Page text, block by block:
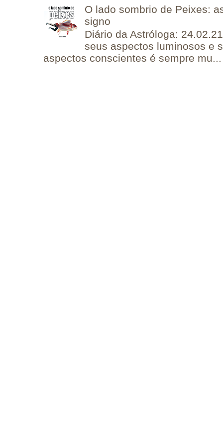
O lado sombrio de Peixes:
signo
Diário da Astróloga:
seus aspectos luminosos e
aspectos conscientes é sempre mu...